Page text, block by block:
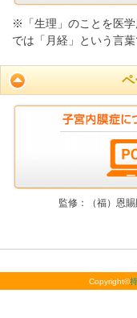
※「生理」のことを医
では「月経」という言葉
ペ
監修：（福）恩
Copyright©